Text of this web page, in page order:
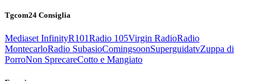
Tgcom24 Consiglia
Mediaset InfinityR101Radio 105Virgin RadioRadio
MontecarloRadio SubasioComingsoonSuperguidatvZuppa di
PorroNon SprecareCotto e Mangiato